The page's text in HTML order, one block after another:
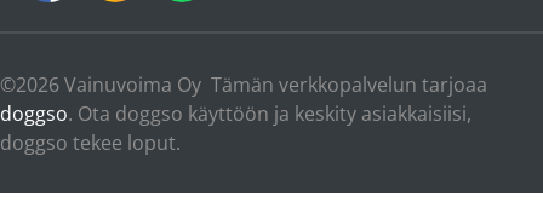
©2026 Vainuvoima Oy Tämän verkkopalvelun tarjoaa
doggso. Ota doggso käyttöön ja keskity asiakkaisiisi,
doggso tekee loput.